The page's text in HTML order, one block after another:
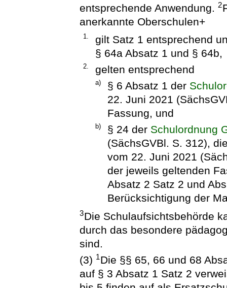
entsprechende Anwendung.2
anerkannte Oberschulen+
1.
gilt Satz 1 entsprechend
§ 64a Absatz 1 und § 64b,
2. gelten entsprechend
a) § 6 Absatz 1 der
22. Juni 2021
Fassung, und
b) § 24 der Schulordnung
(SächsGVBl. S. 312),
vom 22. Juni 2021
der jeweils geltenden
Absatz 2 Satz 2 und
Berücksichtigung der
3Die Schulaufsichtsbehörde
durch das besondere
sind.
(3) 1Die §§ 65, 66 und 68
auf § 3 Absatz 1 Satz 2